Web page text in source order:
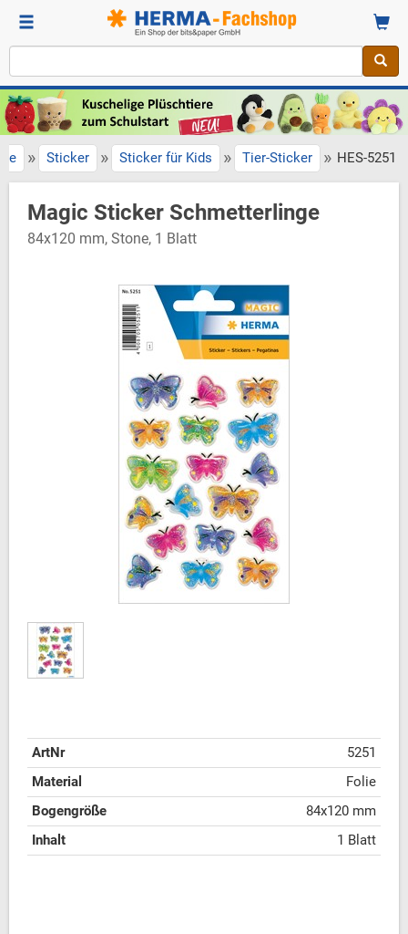
» Sticker » Sticker für Kids » Tier-Sticker » HES-5251
Magic Sticker Schmetterlinge
84x120 mm, Stone, 1 Blatt
ArtNr
5251
Material
Folie
Bogengröße
84x120 mm
Inhalt
1 Blatt